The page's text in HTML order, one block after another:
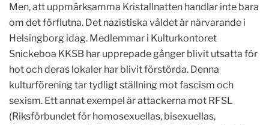
Men, att uppmärksamma Kristallnatten handlar inte bara
om det förflutna. Det nazistiska våldet är närvarande i
Helsingborg idag. Medlemmar i Kulturkontoret
Snickeboa KKSB har upprepade gånger blivit utsatta för
hot och deras lokaler har blivit förstörda. Denna
kulturförening tar tydligt ställning mot fascism och
sexism. Ett annat exempel är attackerna mot RFSL
(Riksförbundet för homosexuellas, bisexuellas,